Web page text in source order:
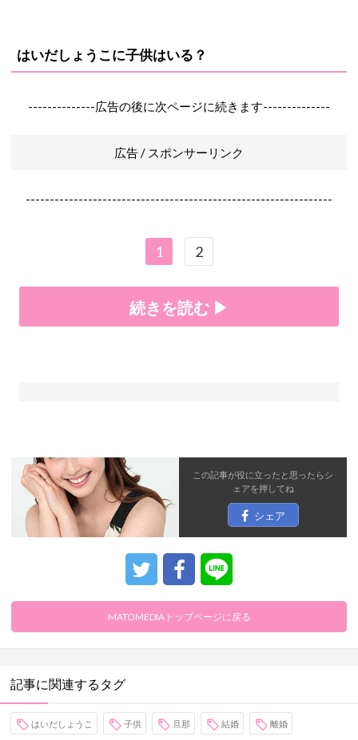
はいだしょうこに子供はいる？
--------------広告の後に次ページに続きます--------------
広告 / スポンサーリンク
----------------------------------------------------------------
1 2
続きを読む ▶
この記事が役に立ったと思ったらシ
ェアを押してね
シェア
MATOMEDIAトップページに戻る
記事に関連するタグ
はいだしょうこ 子供 旦那 結婚 離婚